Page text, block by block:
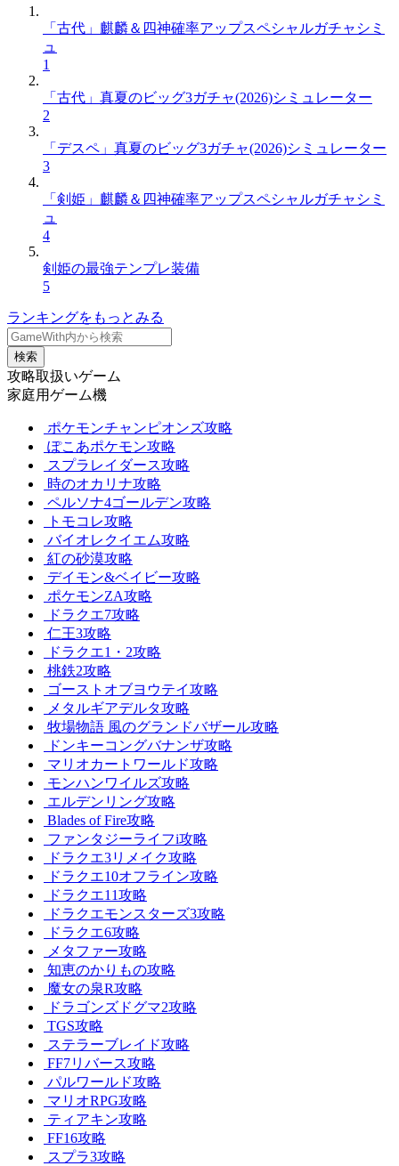
「古代」麒麟＆四神確率アップスペシャルガチャシミ
ュ
1
「古代」真夏のビッグ3ガチャ(2026)シミュレーター
2
「デスペ」真夏のビッグ3ガチャ(2026)シミュレーター
3
「剣姫」麒麟＆四神確率アップスペシャルガチャシミ
ュ
4
剣姫の最強テンプレ装備
5
ランキングをもっとみる
検索
攻略取扱いゲーム
家庭用ゲーム機
ポケモンチャンピオンズ攻略
ぽこあポケモン攻略
スプラレイダース攻略
時のオカリナ攻略
ペルソナ4ゴールデン攻略
トモコレ攻略
バイオレクイエム攻略
紅の砂漠攻略
デイモン&ベイビー攻略
ポケモンZA攻略
ドラクエ7攻略
仁王3攻略
ドラクエ1・2攻略
桃鉄2攻略
ゴーストオブヨウテイ攻略
メタルギアデルタ攻略
牧場物語 風のグランドバザール攻略
ドンキーコングバナンザ攻略
マリオカートワールド攻略
モンハンワイルズ攻略
エルデンリング攻略
Blades of Fire攻略
ファンタジーライフi攻略
ドラクエ3リメイク攻略
ドラクエ10オフライン攻略
ドラクエ11攻略
ドラクエモンスターズ3攻略
ドラクエ6攻略
メタファー攻略
知恵のかりもの攻略
魔女の泉R攻略
ドラゴンズドグマ2攻略
TGS攻略
ステラーブレイド攻略
FF7リバース攻略
パルワールド攻略
マリオRPG攻略
ティアキン攻略
FF16攻略
スプラ3攻略